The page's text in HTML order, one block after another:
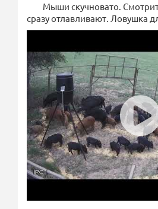
Мыши скучновато.
сразу отлавливают. Ловушка